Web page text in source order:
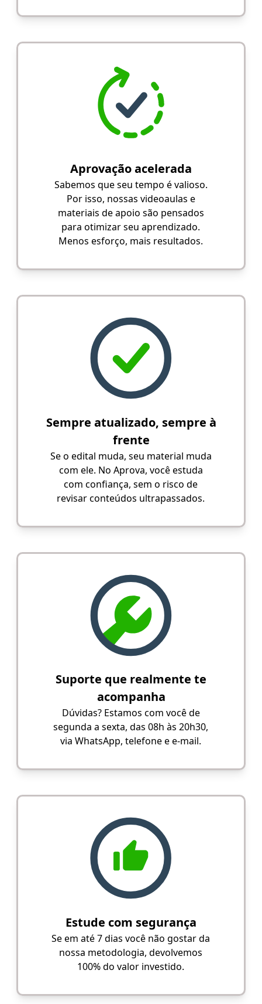
Aprovação acelerada
Sabemos que seu tempo é valioso.
Por isso, nossas videoaulas e
materiais de apoio são pensados
para otimizar seu aprendizado.
Menos esforço, mais resultados.
Sempre atualizado, sempre à
frente
Se o edital muda, seu material muda
com ele. No Aprova, você estuda
com confiança, sem o risco de
revisar conteúdos ultrapassados.
Suporte que realmente te
acompanha
Dúvidas? Estamos com você de
segunda a sexta, das 08h às 20h30,
via WhatsApp, telefone e e-mail.
Estude com segurança
Se em até 7 dias você não gostar da
nossa metodologia, devolvemos
100% do valor investido.